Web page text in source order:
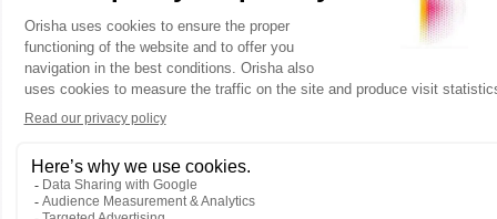
chances de capter
100 % de l’attention de
votre audience.
Bon à savoir :
pour améliorer